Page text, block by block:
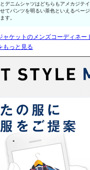
デニムシャツはどちらもアメカジテ
てパンツを明るい茶色といえるベー
す。
ケットのメンズコーディネー
もっと見る